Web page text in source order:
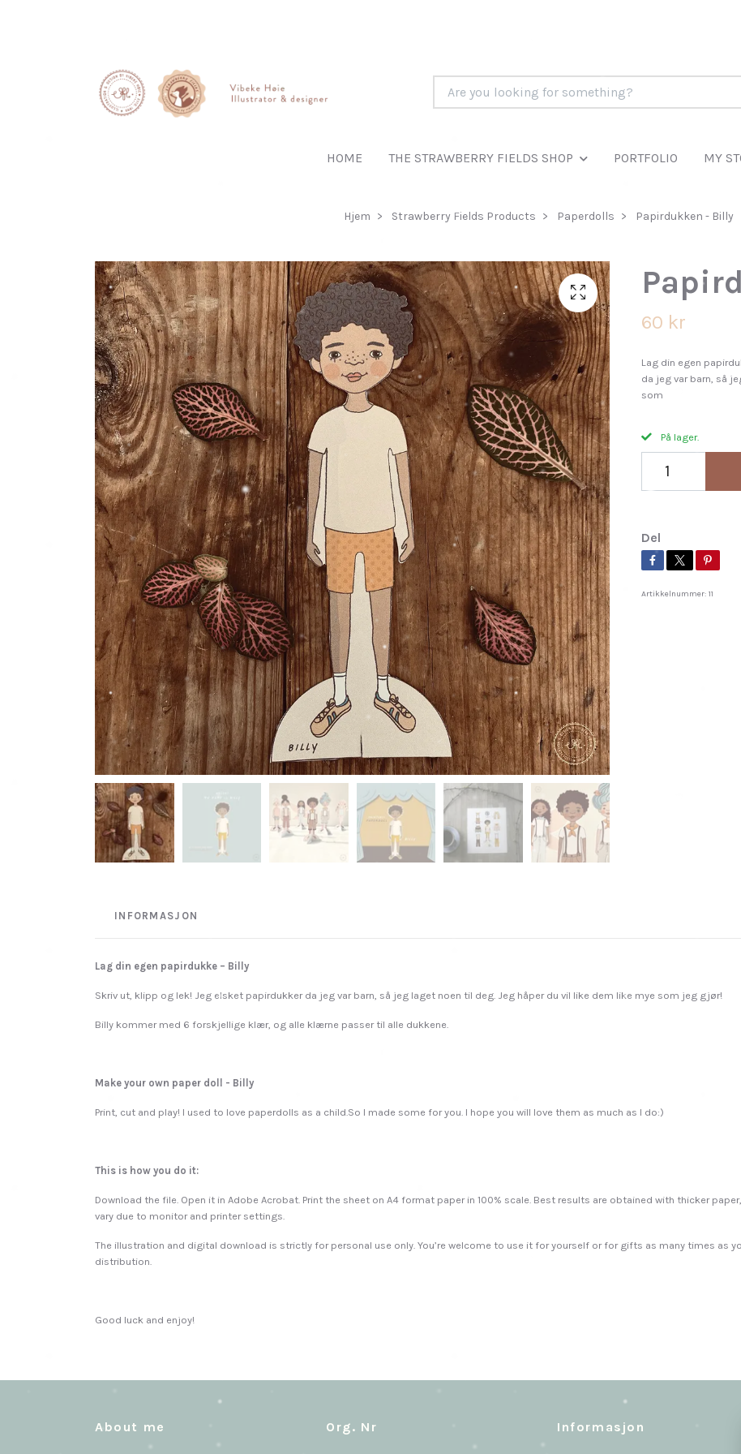
HOME THE STRAWBERRY FIELDS SHOP PORTFOLIO MY
Hjem Strawberry Fields Products Paperdolls Papirdukken - Billy
60 kr
Lag din egen
da jeg var barn, så
som
På lager.
Del
Artikkelnummer: 11
INFORMASJON
Lag din egen papirdukke – Billy
Skriv ut, klipp og lek! Jeg elsket papirdukker da jeg var barn, så jeg laget noen til deg. Jeg håper du vil like dem like mye som jeg gjør!
Billy kommer med 6 forskjellige klær, og alle klærne passer til alle dukkene.
Make your own paper doll - Billy
Print, cut and play! I used to love paperdolls as a child.So I made some for you. I hope you will love them as much as I do:)
This is how you do it:
Download the file. Open it in Adobe Acrobat. Print the sheet on A4 format paper in 100% scale. Best results are obtained with thicker
vary due to monitor and printer settings.
The illustration and digital download is strictly for personal use only. You’re welcome to use it for yourself or for gifts as many times as
distribution.
Good luck and enjoy!
About me Org. Nr Informasjon